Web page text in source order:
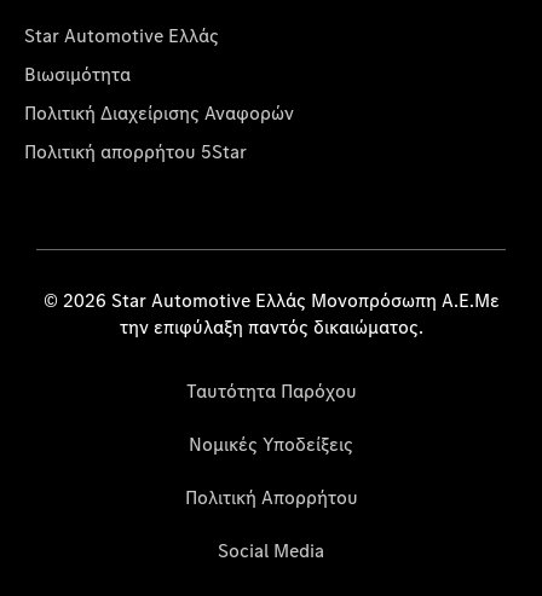
Star Automotive Ελλάς
Βιωσιμότητα
Πολιτική Διαχείρισης Αναφορών
Πολιτική απορρήτου 5Star
© 2026 Star Automotive Ελλάς Μονοπρόσωπη Α.Ε.Με
την επιφύλαξη παντός δικαιώματος.
Ταυτότητα Παρόχου
Νομικές Υποδείξεις
Πολιτική Απορρήτου
Social Media